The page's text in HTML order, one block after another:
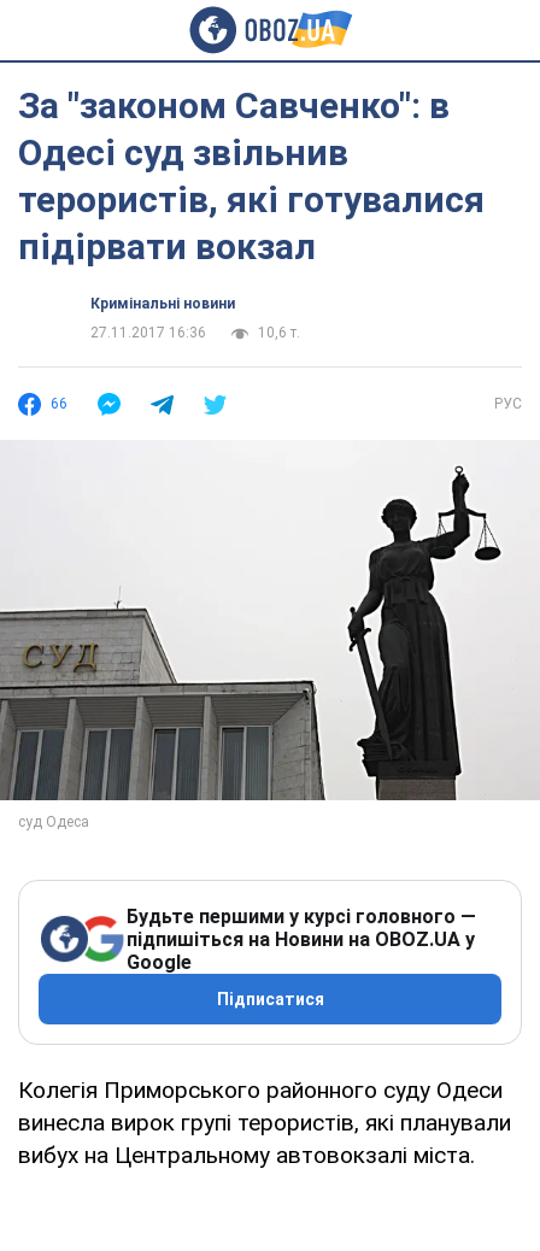
За "законом Савченко": в
Одесі суд звільнив
терористів, які готувалися
підірвати вокзал
Кримінальні новини
27.11.2017 16:36
10,6 т.
66 РУС
Будьте першими у курсі головного —
підпишіться на Новини на OBOZ.UA у
Google
Підписатися
Колегія Приморського районного суду Одеси
винесла вирок групі терористів, які планували
вибух на Центральному автовокзалі міста.